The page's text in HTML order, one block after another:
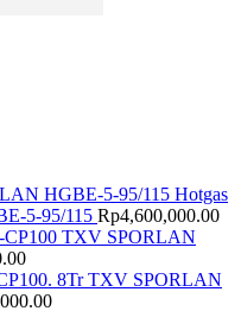
Hotgas
5-95/115 Rp4,600,000.00
TXV SPORLAN
TXV SPORLAN